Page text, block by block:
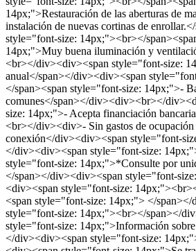
14px;">Restauración de las aberturas de
instalación de nuevas cortinas de
style="font-size: 14px;"><br></
14px;">Muy buena iluminación y
<br></div><div><span style="font-size:
anual</span></div><div><span
</span><span style="font-size: 14px;">-
comunes</span></div><div><br></
size: 14px;">- Acepta financiación
<br></div><div>- Sin gastos de ocupación
conexión</div><div><span style="font-
</div><div><span style="font-size:
style="font-size: 14px;">*Consulte por
</span></div><div><span style="font-
<div><span style="font-size:
<span style="font-size: 14px;"> </span></
style="font-size: 14px;"><br></span></
style="font-size: 14px;">Información
</div><div><span style="font-size: